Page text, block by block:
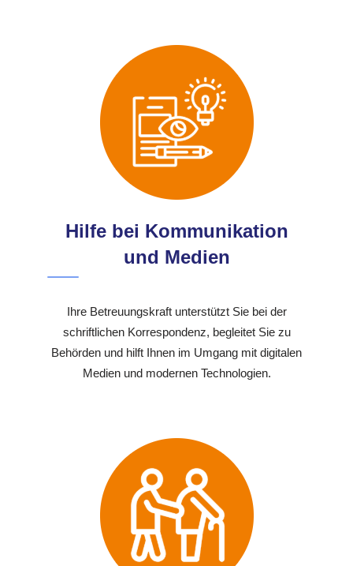
Hilfe bei Kommunikation
und Medien
Ihre Betreuungskraft unterstützt Sie bei der
schriftlichen Korrespondenz, begleitet Sie zu
Behörden und hilft Ihnen im Umgang mit digitalen
Medien und modernen Technologien.